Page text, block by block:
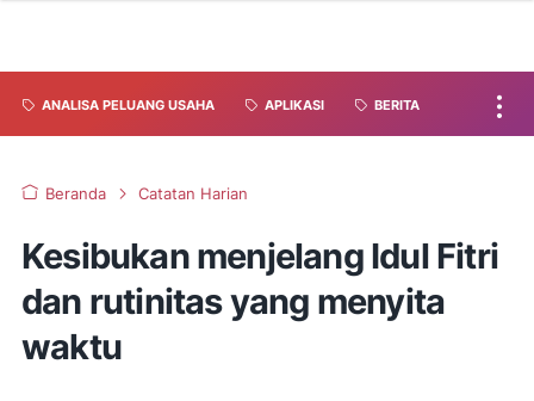
ANALISA PELUANG USAHA APLIKASI BERITA
Beranda Catatan Harian
Kesibukan menjelang Idul Fitri
dan rutinitas yang menyita
waktu